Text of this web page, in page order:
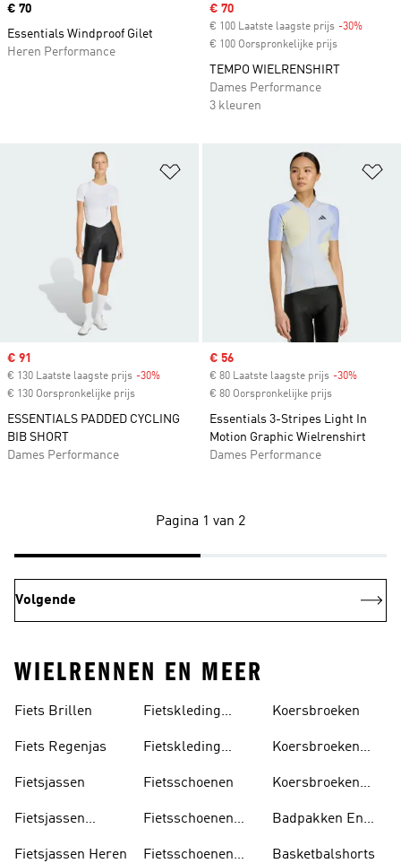
Price
€ 70
Essentials Windproof Gilet
Heren Performance
Sale price
€ 70
€ 100 Laatste laagste prijs -30%
€ 100 Oorspronkelijke prijs
TEMPO WIELRENSHIRT
Dames Performance
3 kleuren
Op verlanglijst zetten
Sale price
€ 91
€ 130 Laatste laagste prijs -30%
€ 130 Oorspronkelijke prijs
ESSENTIALS PADDED CYCLING
BIB SHORT
Dames Performance
Sale price
€ 56
€ 80 Laatste laagste prijs -30%
€ 80 Oorspronkelijke prijs
Essentials 3-Stripes Light In
Motion Graphic Wielrenshirt
Dames Performance
Pagina 1 van 2
Volgende
WIELRENNEN EN MEER
Fiets Brillen
Fiets Regenjas
Fietsjassen
Fietsjassen
Fietsjassen Heren
Fietskleding
Fietskleding
Fietsschoenen
Fietsschoenen
Fietsschoenen
Koersbroeken
Koersbroeken
Koersbroeken
Badpakken En
Basketbalshorts